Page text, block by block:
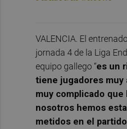
VALENCIA. El
jornada 4 de la Liga
equipo gallego “es un
tiene jugadores muy
muy complicado que
nosotros hemos
metidos en el